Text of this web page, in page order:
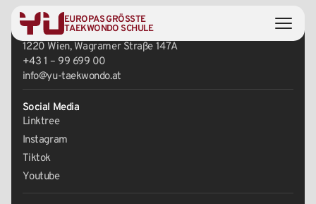
EUROPAS GRÖSSTE
TAEKWONDO SCHULE
Zentrale
1220 Wien, Wagramer Straße 147A
+43 1 – 99 699 00
info@yu-taekwondo.at
Social Media
Linktree
Instagram
Tiktok
Youtube